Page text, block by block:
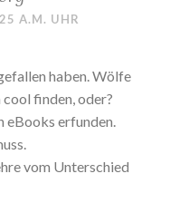
A.M. UHR
haben. Wölfe
finden, oder?
eBooks erfunden.
vom Unterschied